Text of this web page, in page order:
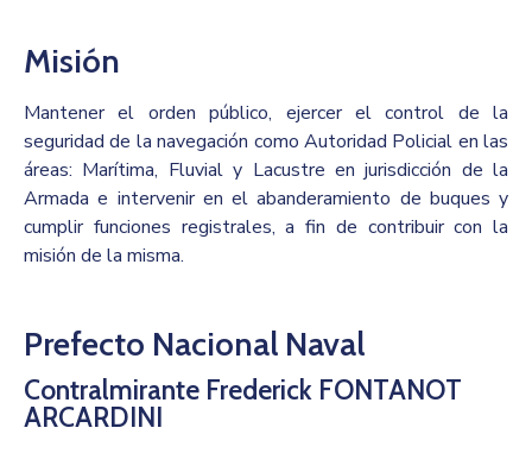
Misión
Mantener el orden público, ejercer el control de la
seguridad de la navegación como Autoridad Policial en las
áreas: Marítima, Fluvial y Lacustre en jurisdicción de la
Armada e intervenir en el abanderamiento de buques y
cumplir funciones registrales, a fin de contribuir con la
misión de la misma.
Prefecto Nacional Naval
Contralmirante Frederick FONTANOT
ARCARDINI